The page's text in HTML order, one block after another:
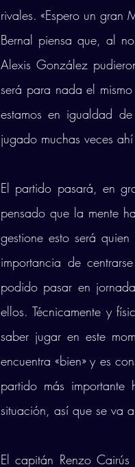
rivales. «Espero un
Bernal piensa que, al
Alexis González
será para nada el
estamos en igualdad
jugado muchas veces
El partido pasará, en
pensado que la mente
gestione esto será
importancia de
podido pasar en
ellos. Técnicamente y
saber jugar en este
encuentra «bien» y es
partido más
situación, así que se va
El capitán Renzo